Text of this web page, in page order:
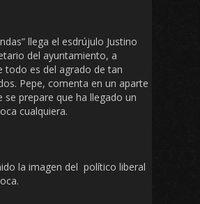
llega el esdrújulo Justino
del ayuntamiento, a
todo es del agrado de tan
Pepe, comenta en un aparte
se prepare que ha llegado un
cualquiera.
la imagen del político liberal